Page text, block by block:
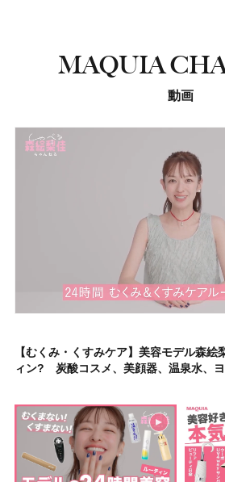
MAQUIA
動画
【むくみ・くすみケア】美容モデル森
ィン? 炭酸コスメ、美顔器、温泉水、